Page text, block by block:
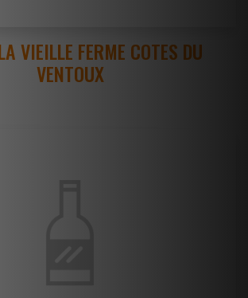
VIEILLE FERME COTES DU
VENTOUX